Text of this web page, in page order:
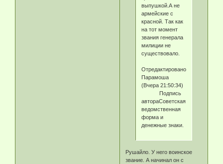
выпушкой.А не
армейские с
красной. Так как
на тот момент
звания генерала
милиции не
существовало.
Отредактировано
Парамоша
(Вчера 21:50:34)
Подпись
автораСоветская
ведомственная
форма и
денежные знаки.
Рушайло. У него воинское
звание. А начинал он с